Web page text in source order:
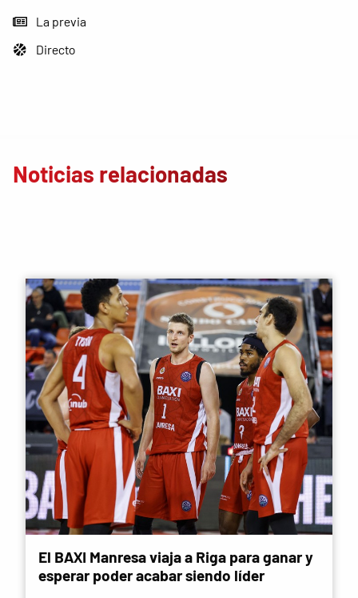
La previa
Directo
Noticias relacionadas
El BAXI Manresa viaja a Riga para ganar y
esperar poder acabar siendo líder